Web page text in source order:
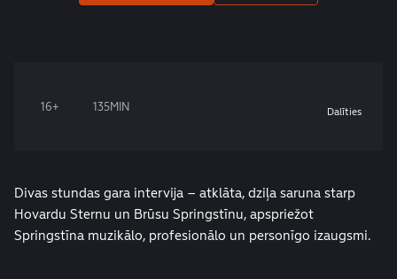
16+ 135MIN Dalīties
Divas stundas gara intervija – atklāta, dziļa saruna starp
Hovardu Sternu un Brūsu Springstīnu, apspriežot
Springstīna muzikālo, profesionālo un personīgo izaugsmi.